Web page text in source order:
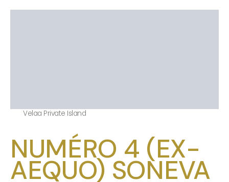
Velaa Private Island
NUMÉRO 4 (EX-
AEQUO) SONEVA